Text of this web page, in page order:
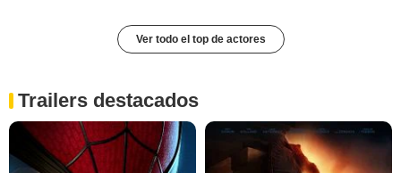
Ver todo el top de actores
Trailers destacados